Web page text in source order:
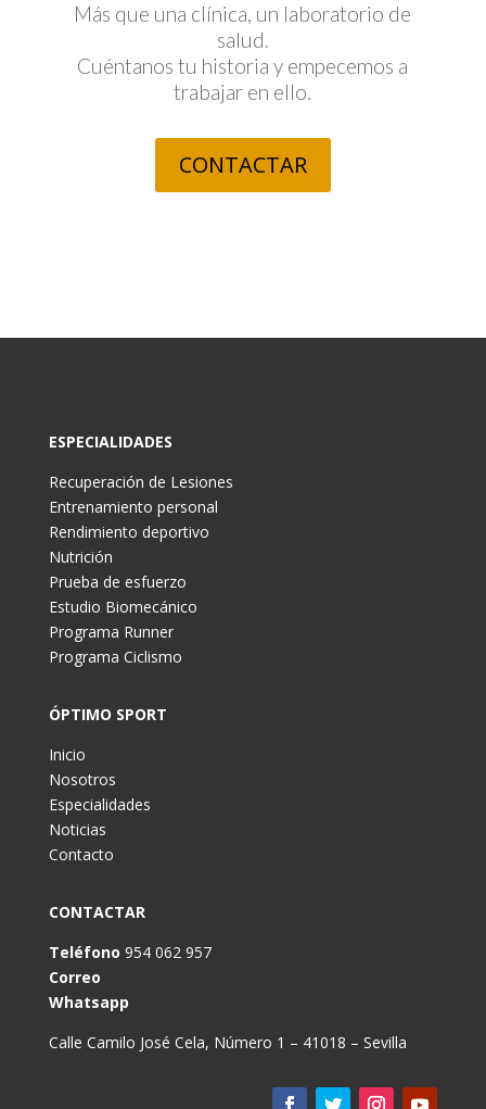
Más que una clínica, un laboratorio de
salud.
Cuéntanos tu historia y empecemos a
trabajar en ello.
CONTACTAR
ESPECIALIDADES
Recuperación de Lesiones
Entrenamiento personal
Rendimiento deportivo
Nutrición
Prueba de esfuerzo
Estudio Biomecánico
Programa Runner
Programa Ciclismo
ÓPTIMO SPORT
Inicio
Nosotros
Especialidades
Noticias
Contacto
CONTACTAR
Teléfono 954 062 957
Correo
Whatsapp
Calle Camilo José Cela, Número 1 – 41018 – Sevilla